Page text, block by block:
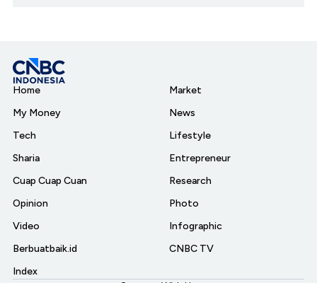
Home
My Money
Tech
Sharia
Cuap Cuap Cuan
Opinion
Video
Berbuatbaik.id
Index
Market
News
Lifestyle
Entrepreneur
Research
Photo
Infographic
CNBC TV